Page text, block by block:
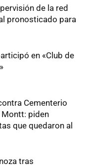
de la red
pronosticado para
en «Club de
Cementerio
piden
que quedaron al
tras